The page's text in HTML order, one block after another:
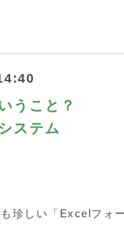
うこと？
ステム
珍しい「Excelフォ